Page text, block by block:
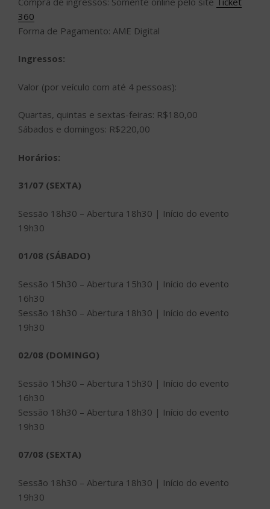
360
Forma de Pagamento: AME Digital
Ingressos:
Valor (por veículo com até 4 pessoas):
Quartas, quintas e sextas-feiras: R$180,00
Sábados e domingos: R$220,00
Horários:
31/07 (SEXTA)
Sessão 18h30 – Abertura 18h30 | Início do evento
19h30
01/08 (SÁBADO)
Sessão 15h30 – Abertura 15h30 | Início do evento
16h30
Sessão 18h30 – Abertura 18h30 | Início do evento
19h30
02/08 (DOMINGO)
Sessão 15h30 – Abertura 15h30 | Início do evento
16h30
Sessão 18h30 – Abertura 18h30 | Início do evento
19h30
07/08 (SEXTA)
Sessão 18h30 – Abertura 18h30 | Início do evento
19h30